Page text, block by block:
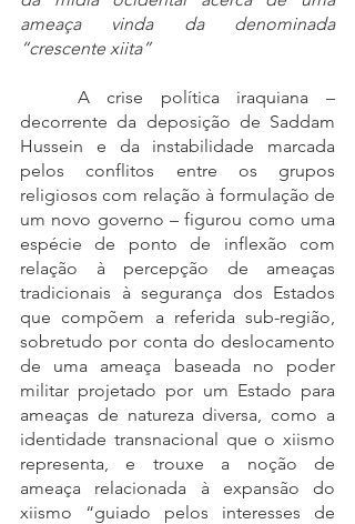
ameaça vinda da denominada
“crescente xiita”
decorrente da deposição de Saddam
Hussein e da instabilidade marcada
pelos conflitos entre os grupos
religiosos com relação à formulação de
um novo governo – figurou como uma
espécie de ponto de inflexão com
relação à percepção de ameaças
tradicionais à segurança dos Estados
que compõem a referida sub-região,
sobretudo por conta do deslocamento
de uma ameaça baseada no poder
militar projetado por um Estado para
ameaças de natureza diversa, como a
identidade transnacional que o xiismo
representa, e trouxe a noção de
ameaça relacionada à expansão do
xiismo “guiado pelos interesses de